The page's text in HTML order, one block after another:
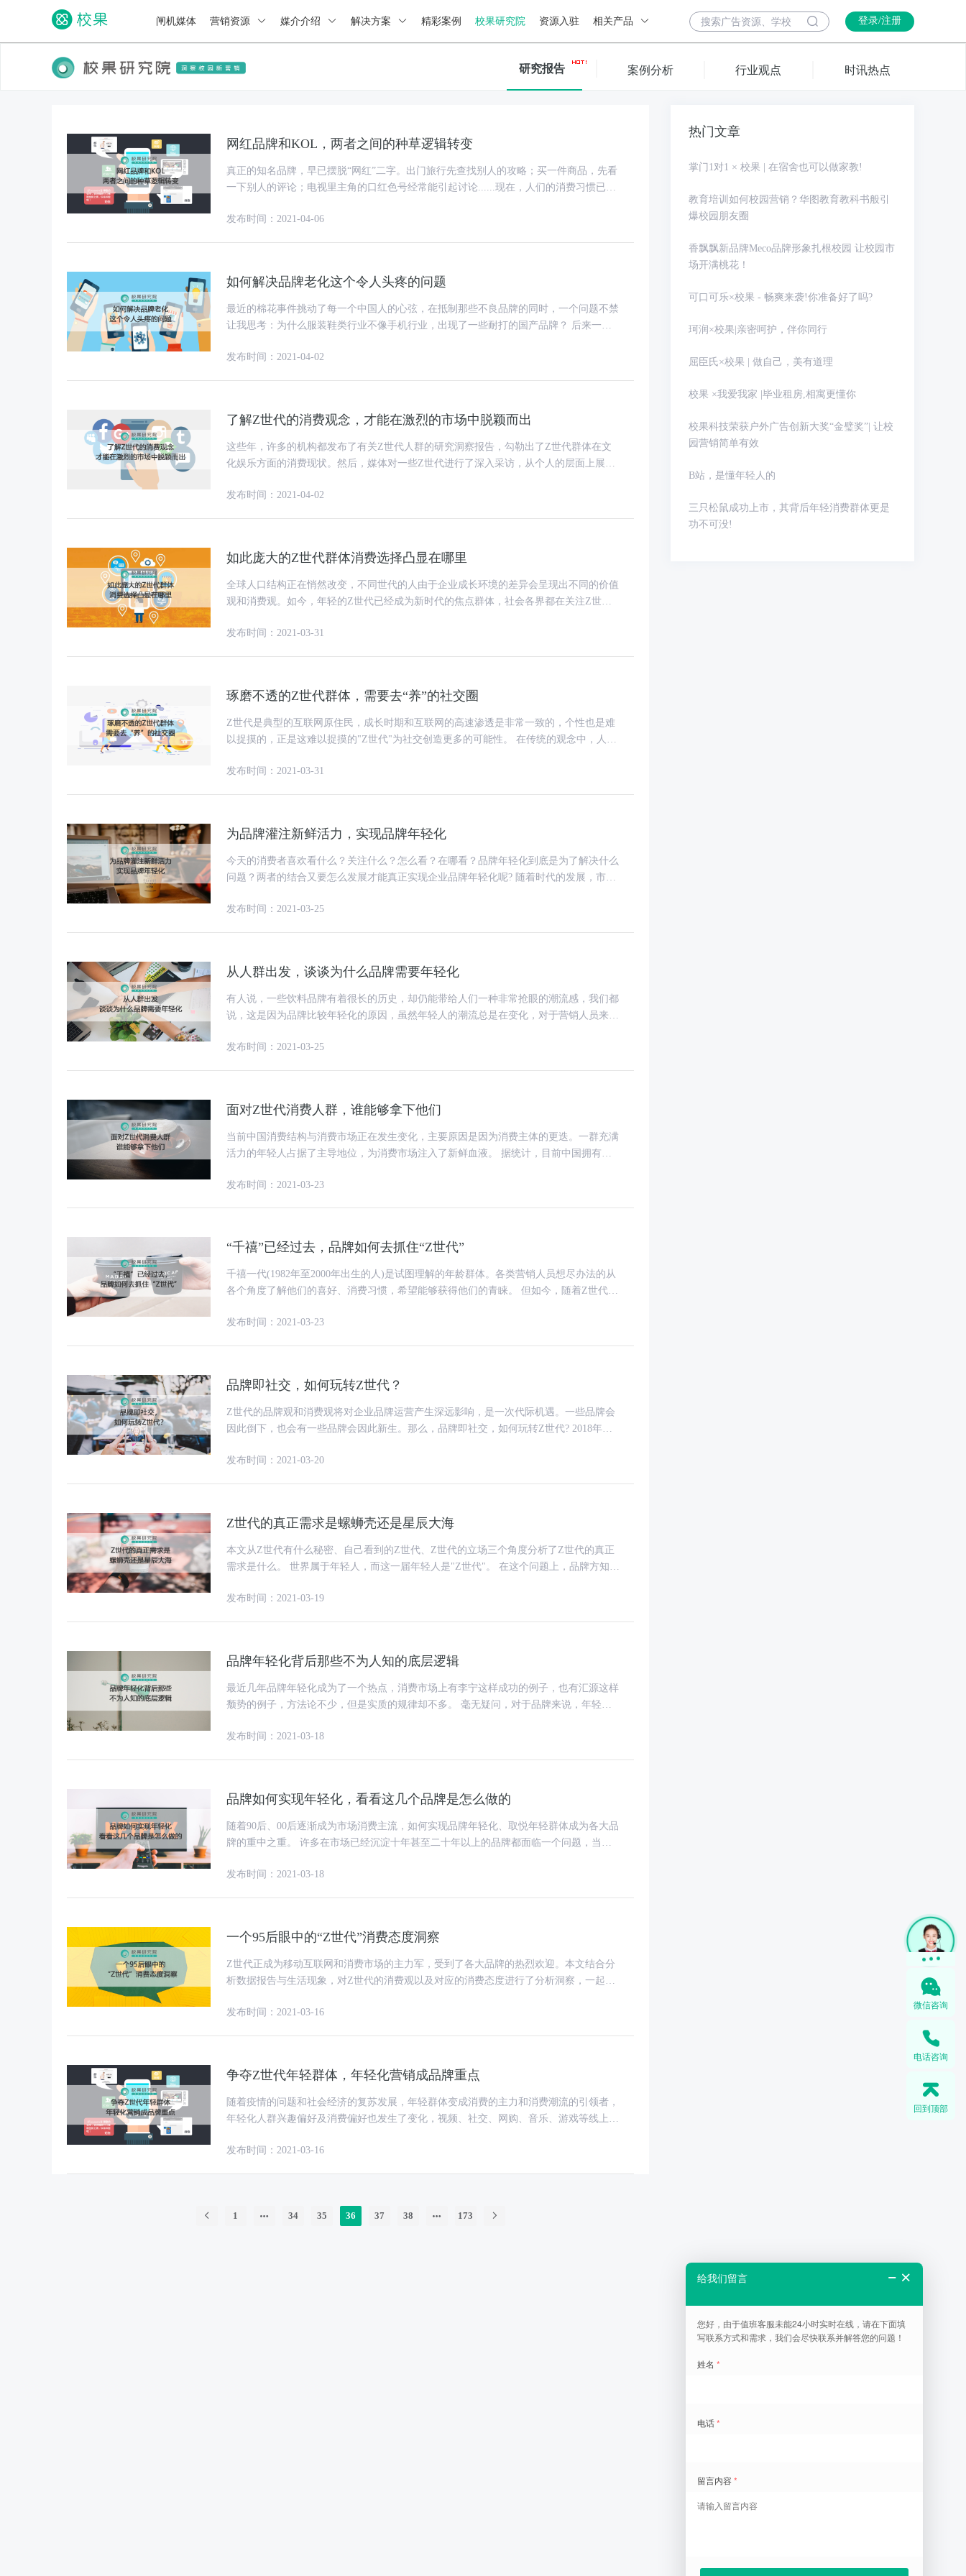
闸机媒体 营销资源 媒介介绍 解决方案 精彩案例 校果研究院 资源入驻 相关产品 登录/注册
研究报告 案例分析 行业观点 时讯热点
网红品牌和KOL，两者之间的种草逻辑转变
真正的知名品牌，早已摆脱“网红”二字。出门旅行先查找别人的攻略；买一件商品，先看
一下别人的评论；电视里主角的口红色号经常能引起讨论......现在，人们的消费习惯已经
发布时间：2021-04-06
如何解决品牌老化这个令人头疼的问题
最近的棉花事件挑动了每一个中国人的心弦，在抵制那些不良品牌的同时，一个问题不禁
让我思考：为什么服装鞋类行业不像手机行业，出现了一些耐打的国产品牌？ 后来一
发布时间：2021-04-02
了解Z世代的消费观念，才能在激烈的市场中脱颖而出
这些年，许多的机构都发布了有关Z世代人群的研究洞察报告，勾勒出了Z世代群体在文
化娱乐方面的消费现状。然后，媒体对一些Z世代进行了深入采访，从个人的层面上展示
发布时间：2021-04-02
如此庞大的Z世代群体消费选择凸显在哪里
全球人口结构正在悄然改变，不同世代的人由于企业成长环境的差异会呈现出不同的价值
观和消费观。如今，年轻的Z世代已经成为新时代的焦点群体，社会各界都在关注Z世代
发布时间：2021-03-31
琢磨不透的Z世代群体，需要去“养”的社交圈
Z世代是典型的互联网原住民，成长时期和互联网的高速渗透是非常一致的，个性也是难
以捉摸的，正是这难以捉摸的"Z世代"为社交创造更多的可能性。 在传统的观念中，人们
发布时间：2021-03-31
为品牌灌注新鲜活力，实现品牌年轻化
今天的消费者喜欢看什么？关注什么？怎么看？在哪看？品牌年轻化到底是为了解决什么
问题？两者的结合又要怎么发展才能真正实现企业品牌年轻化呢? 随着时代的发展，市场
发布时间：2021-03-25
从人群出发，谈谈为什么品牌需要年轻化
有人说，一些饮料品牌有着很长的历史，却仍能带给人们一种非常抢眼的潮流感，我们都
说，这是因为品牌比较年轻化的原因，虽然年轻人的潮流总是在变化，对于营销人员来
发布时间：2021-03-25
面对Z世代消费人群，谁能够拿下他们
当前中国消费结构与消费市场正在发生变化，主要原因是因为消费主体的更迭。一群充满
活力的年轻人占据了主导地位，为消费市场注入了新鲜血液。 据统计，目前中国拥有世
发布时间：2021-03-23
“千禧”已经过去，品牌如何去抓住“Z世代”
千禧一代(1982年至2000年出生的人)是试图理解的年龄群体。各类营销人员想尽办法的从
各个角度了解他们的喜好、消费习惯，希望能够获得他们的青睐。 但如今，随着Z世代
发布时间：2021-03-23
品牌即社交，如何玩转Z世代？
Z世代的品牌观和消费观将对企业品牌运营产生深远影响，是一次代际机遇。一些品牌会
因此倒下，也会有一些品牌会因此新生。那么，品牌即社交，如何玩转Z世代? 2018年一
发布时间：2021-03-20
Z世代的真正需求是螺蛳壳还是星辰大海
本文从Z世代有什么秘密、自己看到的Z世代、Z世代的立场三个角度分析了Z世代的真正
需求是什么。 世界属于年轻人，而这一届年轻人是"Z世代"。 在这个问题上，品牌方知
发布时间：2021-03-19
品牌年轻化背后那些不为人知的底层逻辑
最近几年品牌年轻化成为了一个热点，消费市场上有李宁这样成功的例子，也有汇源这样
颓势的例子，方法论不少，但是实质的规律却不多。 毫无疑问，对于品牌来说，年轻化
发布时间：2021-03-18
品牌如何实现年轻化，看看这几个品牌是怎么做的
随着90后、00后逐渐成为市场消费主流，如何实现品牌年轻化、取悦年轻群体成为各大品
牌的重中之重。 许多在市场已经沉淀十年甚至二十年以上的品牌都面临一个问题，当初
发布时间：2021-03-18
一个95后眼中的“Z世代”消费态度洞察
Z世代正成为移动互联网和消费市场的主力军，受到了各大品牌的热烈欢迎。本文结合分
析数据报告与生活现象，对Z世代的消费观以及对应的消费态度进行了分析洞察，一起来
发布时间：2021-03-16
争夺Z世代年轻群体，年轻化营销成品牌重点
随着疫情的问题和社会经济的复苏发展，年轻群体变成消费的主力和消费潮流的引领者，
年轻化人群兴趣偏好及消费偏好也发生了变化，视频、社交、网购、音乐、游戏等线上兴
发布时间：2021-03-16
1 34 35 36 37 38 173
热门文章
掌门1对1 × 校果 | 在宿舍也可以做家教!
教育培训如何校园营销？华图教育教科书般引
爆校园朋友圈
香飘飘新品牌Meco品牌形象扎根校园 让校园市
场开满桃花！
可口可乐×校果 - 畅爽来袭!你准备好了吗?
珂润×校果|亲密呵护，伴你同行
屈臣氏×校果 | 做自己，美有道理
校果 ×我爱我家 |毕业租房,相寓更懂你
校果科技荣获户外广告创新大奖“金璧奖”| 让校
园营销简单有效
B站，是懂年轻人的
三只松鼠成功上市，其背后年轻消费群体更是
功不可没!
微信咨询
电话咨询
回到顶部